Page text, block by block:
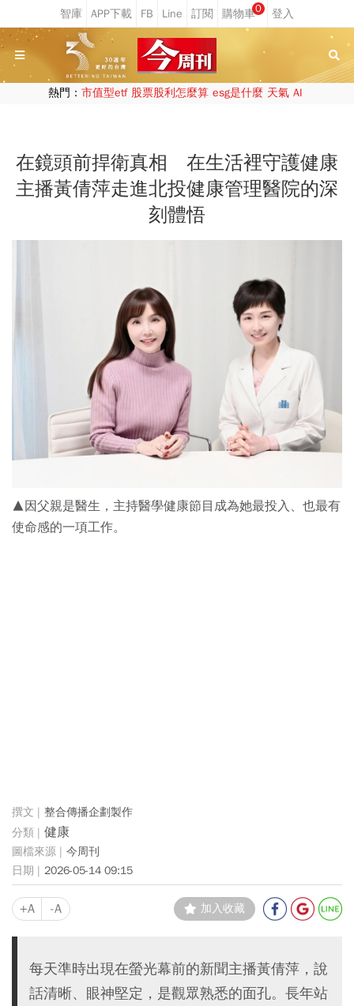
0
熱門： 市值型etf 股票股利怎麼算 esg是什麼 天氣 AI
在鏡頭前捍衛真相 在生活裡守護健康
主播黃倩萍走進北投健康管理醫院的深
刻體悟
▲因父親是醫生，主持醫學健康節目成為她最投入、也最有
使命感的一項工作。
整合傳播企劃製作
健康
今周刊
2026-05-14 09:15
+A -A 加入收藏
每天準時出現在螢光幕前的新聞主播黃倩萍，說
話清晰、眼神堅定，是觀眾熟悉的面孔。長年站